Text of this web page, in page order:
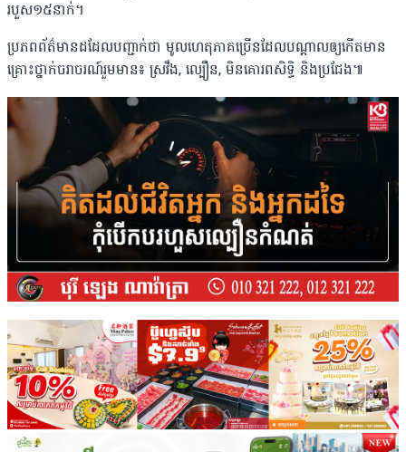
របួស១៥នាក់។
ប្រភពព័ត៌មានដដែលបញ្ជាក់ថា មូលហេតុភាគច្រើនដែលបណ្ដាលឲ្យកើតមាន
គ្រោះថ្នាក់ចរាចរណ៍រួមមាន៖ ស្រវឹង, ល្បឿន, មិនគោរពសិទិ្ធ និងប្រជែង៕